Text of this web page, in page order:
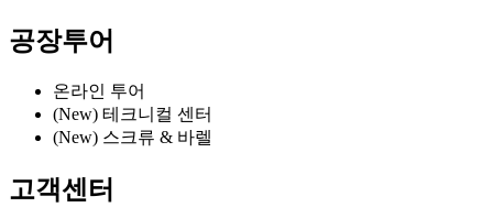
공장투어
온라인 투어
(New) 테크니컬 센터
(New) 스크류 & 바렐
고객센터